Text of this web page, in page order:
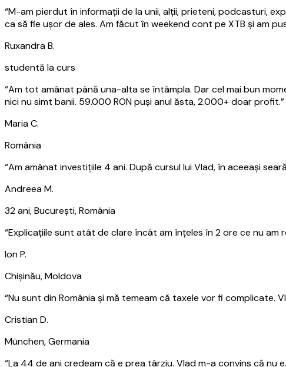
“M-am pierdut în informații de la unii, alții, prieteni, podcasturi,
ca să fie ușor de ales. Am făcut în weekend cont pe XTB și am
Ruxandra B.
studentă la curs
“Am tot amânat până una-alta se întâmpla. Dar cel mai bun
nici nu simt banii. 59.000 RON puși anul ăsta, 2.000+ doar profit.”
Maria C.
România
“Am amânat investițiile 4 ani. După cursul lui Vlad, în aceeași
Andreea M.
32 ani, București, România
“Explicațiile sunt atât de clare încât am înțeles în 2 ore ce nu
Ion P.
Chișinău, Moldova
“Nu sunt din România și mă temeam că taxele vor fi complicate.
Cristian D.
München, Germania
“La 44 de ani credeam că e prea târziu. Vlad m-a convins că nu